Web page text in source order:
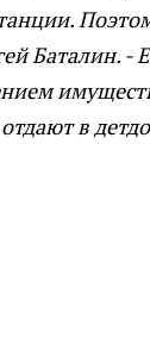
Баталин. -
в